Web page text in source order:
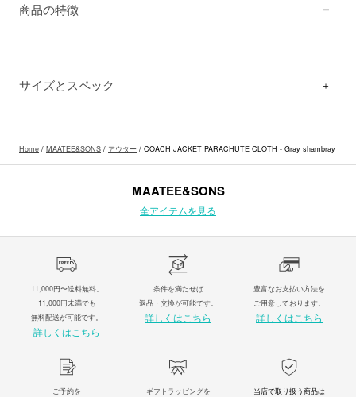
商品の特徴
サイズとスペック
Home / MAATEE&SONS / アウター / COACH JACKET PARACHUTE CLOTH - Gray shambray
MAATEE&SONS
全アイテムを見る
11,000円〜送料無料。
11,000円未満でも
無料配送が可能です。
詳しくはこちら
条件を満たせば
返品・交換が可能です。
詳しくはこちら
豊富なお支払い方法を
ご用意しております。
詳しくはこちら
ご予約を
ギフトラッピングを
当店で取り扱う商品は